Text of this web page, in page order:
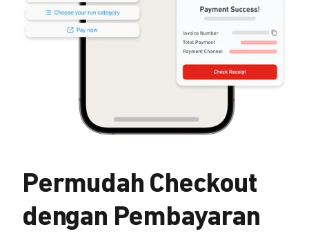
Permudah Checkout
dengan Pembayaran